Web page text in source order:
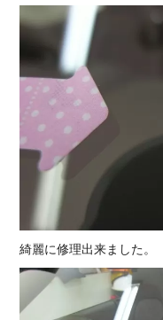
綺麗に修理出来ました。